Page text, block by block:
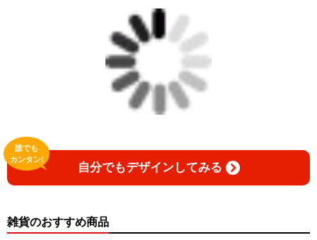
自分でもデザインしてみる
誰でも
カンタン!
雑貨のおすすめ商品